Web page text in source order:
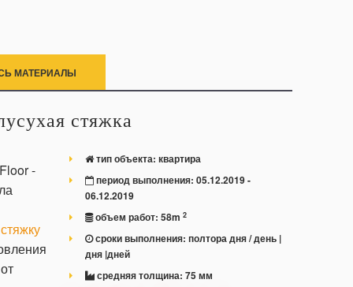
МАТЕРИАЛЫ
стяжка
-
стяжку
тип объекта:квартира
период выполнения:05.12.2019 -
06.12.2019
объем работ:58m2
сроки выполнения:полтора дня /день |
дня |дней
средняя толщина:75мм